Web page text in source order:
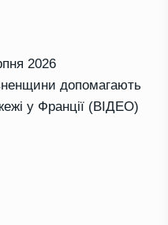
2026
допомагають
у Франції (ВІДЕО)